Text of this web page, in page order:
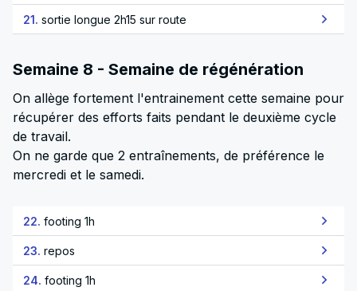
21. sortie longue 2h15 sur route
Semaine 8 - Semaine de régénération
On allège fortement l'entrainement cette semaine pour
récupérer des efforts faits pendant le deuxième cycle
de travail.
On ne garde que 2 entraînements, de préférence le
mercredi et le samedi.
22. footing 1h
23. repos
24. footing 1h